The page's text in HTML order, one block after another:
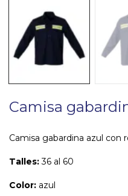
Camisa
Camisa gabardina azul con
Talles:36 al 60
Color: azul